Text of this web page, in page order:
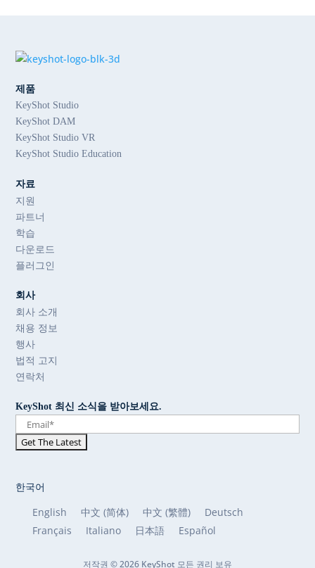
제품
KeyShot Studio
KeyShot DAM
KeyShot Studio VR
KeyShot Studio Education
자료
지원
파트너
학습
다운로드
플러그인
회사
회사 소개
채용 정보
행사
법적 고지
연락처
KeyShot 최신 소식을 받아보세요.
한국어
English
中文 (简体) 中文 (繁體)
Deutsch
Français
Italiano 日本語 Español
저작권 © 2026 KeyShot 모든 권리 보유